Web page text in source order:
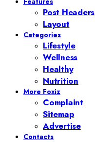
Post Headers
Layout
Categories
Lifestyle
Wellness
Healthy
Nutrition
More Foxiz
Complaint
Sitemap
Advertise
Contacts